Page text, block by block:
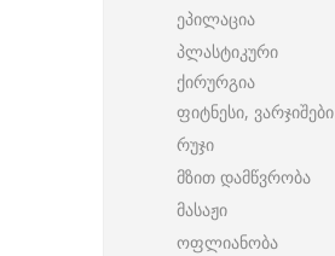
ეპილაცია
პლასტიკური
ქირურგია
ფიტნესი, ვარჯიშები
რუჯი
მზით დამწვრობა
მასაჟი
ოფლიანობა